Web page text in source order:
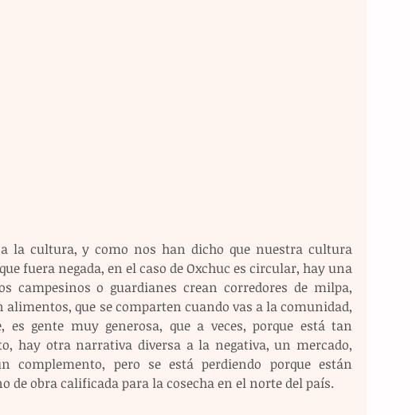
la cultura, y como nos han dicho que nuestra cultura
fuera negada, en el caso de Oxchuc es circular, hay una
campesinos o guardianes crean corredores de milpa,
alimentos, que se comparten cuando vas a la comunidad,
es gente muy generosa, que a veces, porque está tan
hay otra narrativa diversa a la negativa, un mercado,
complemento, pero se está perdiendo porque están
de obra calificada para la cosecha en el norte del país.